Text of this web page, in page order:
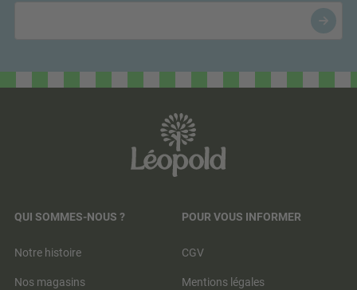
QUI SOMMES-NOUS ?
Notre histoire
Nos magasins
POUR VOUS INFORMER
CGV
Mentions légales